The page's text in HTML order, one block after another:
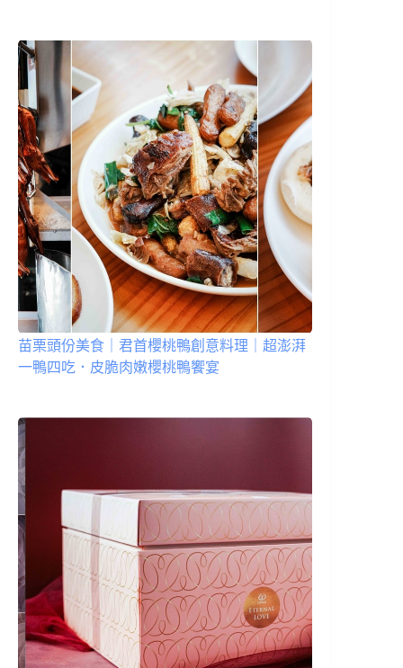
苗栗頭份美食｜君首櫻桃鴨創意料理｜超澎湃
一鴨四吃．皮脆肉嫩櫻桃鴨饗宴